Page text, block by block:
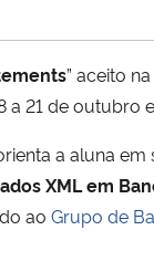
” aceito na
a 21 de outubro
a aluna
XML em
ao Grupo de